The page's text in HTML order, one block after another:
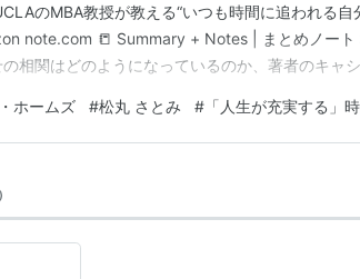
のMBA教授が教える“いつも時間に追われる自
note.com 📒 Summary + Notes | まとめノート
相関はどのようになっているのか、著者のキャ
ました。 引用：https://…
ホームズ #松丸 さとみ # 「人生が充実する」